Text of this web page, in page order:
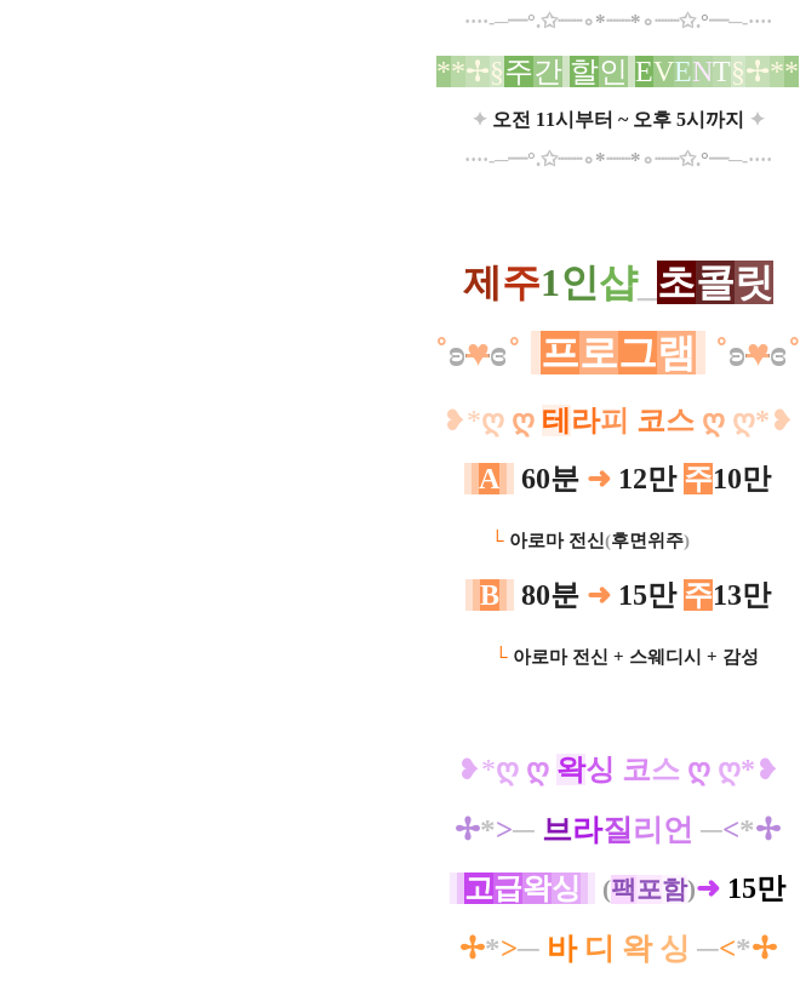
····-─━°.✩┈┈∘*┈┈* ∘┈┈✩.°​━─-····
**✢§주간 할인 EVENT§✢**​
✦ 오전 11시부터 ~ 오후 5시까지
✦
····-─━°.✩┈┈∘*┈┈* ∘┈┈✩.°​━─-····
제주1인샵_ 초콜릿
˚ʚ♥ɞ˚ 프로그램 ˚ʚ♥ɞ˚
​❥*ღ ღ 테 라피 코스 ღ ღ*​❥
A
60분 ➜ 12만 주10만
└ 아로마 전신(후면위주)
B 80분 ➜15만 주13만
└ 아로마 전신 + 스웨디시 + 감성
​❥*ღ ღ 왁싱 코스 ღ ღ*​❥
✢*>─ 브라질 리언 ─<*✢
고급왁싱 (팩포함)➜ 15만
✢*>─ 바 디 왁 싱 ─<*✢